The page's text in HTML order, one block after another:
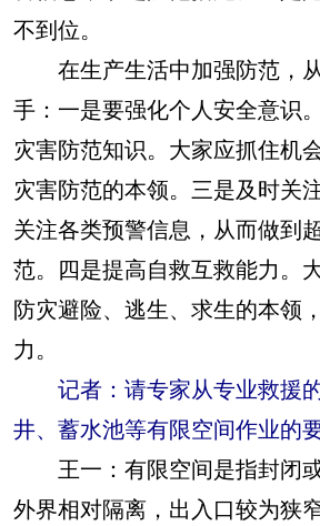
不到位。
在生产生活中加强防范，
手：一是要强化个人安全意识
灾害防范知识。大家应抓住机
灾害防范的本领。三是及时关
关注各类预警信息，从而做到
范。四是提高自救互救能力。
防灾避险、逃生、求生的本领
力。
记者：请专家从专业救援
井、蓄水池等有限空间作业的
王一： 有限空间是指封闭
外界相对隔离，出入口较为狭